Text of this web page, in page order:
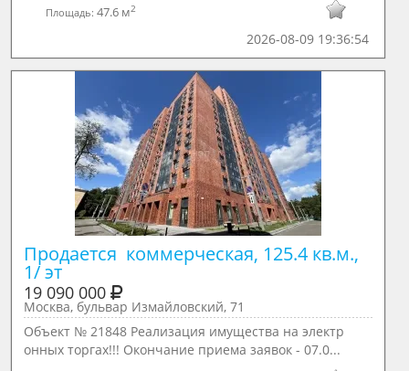
Площадь:47.6 м2
2026-08-09 19:36:54
Продается  коммерческая, 125.4 кв.м.,
1/ эт
19 090 000
Москва, бульвар Измайловский, 71
Объект № 21848 Реализация имущества на электр
онных торгах!!! Окончание приема заявок - 07.0...